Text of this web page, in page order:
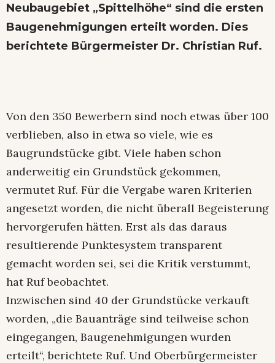
Neubaugebiet „Spittelhöhe“ sind die ersten
Baugenehmigungen erteilt worden. Dies
berichtete Bürgermeister Dr. Christian Ruf.
Von den 350 Bewerbern sind noch etwas über 100
verblieben, also in etwa so viele, wie es
Baugrundstücke gibt. Viele haben schon
anderweitig ein Grundstück gekommen,
vermutet Ruf. Für die Vergabe waren Kriterien
angesetzt worden, die nicht überall Begeisterung
hervorgerufen hätten. Erst als das daraus
resultierende Punktesystem transparent
gemacht worden sei, sei die Kritik verstummt,
hat Ruf beobachtet.
Inzwischen sind 40 der Grundstücke verkauft
worden, „die Bauanträge sind teilweise schon
eingegangen, Baugenehmigungen wurden
erteilt“, berichtete Ruf. Und Oberbürgermeister